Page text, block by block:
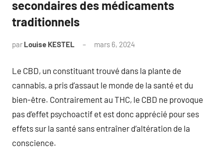
secondaires des médicaments
traditionnels
par Louise KESTEL mars 6, 2024
Le CBD, un constituant trouvé dans la plante de
cannabis, a pris d’assaut le monde de la santé et du
bien-être. Contrairement au THC, le CBD ne provoque
pas d’effet psychoactif et est donc apprécié pour ses
effets sur la santé sans entraîner d’altération de la
conscience.